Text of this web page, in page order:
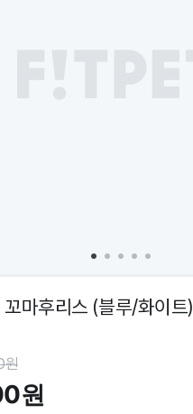
마후리스 (블루/화이트)
원
원